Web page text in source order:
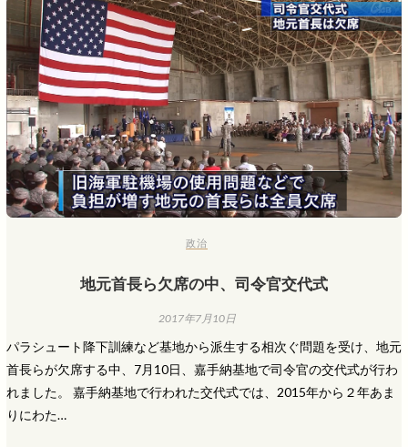
政治
地元首長ら欠席の中、司令官交代式
2017年7月10日
パラシュート降下訓練など基地から派生する相次ぐ問題を受け、地元
首長らが欠席する中、7月10日、嘉手納基地で司令官の交代式が行わ
れました。 嘉手納基地で行われた交代式では、2015年から２年あま
りにわた…